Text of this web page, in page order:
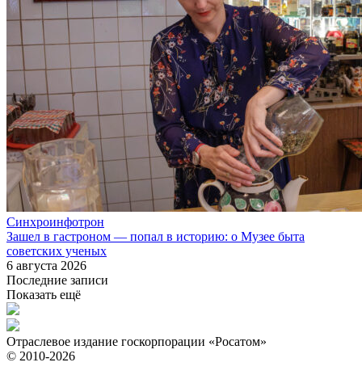
Синхроинфотрон
Зашел в гастроном — попал в историю: о Музее быта
советских ученых
6 августа 2026
Последние записи
Показать ещё
Отраслевое издание госкорпорации «Росатом»
© 2010-2026